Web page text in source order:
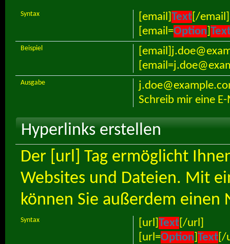
[email] Text[/email]
[email=Option]
Syntax
Beispiel
Schreib mir eine
Ausgabe
Hyperlinks erstellen
Der [url] Tag ermöglicht
Websites und Dateien. Mit
können Sie außerdem einen
[url] Text[/url]
[url=Option] Text[/
Syntax